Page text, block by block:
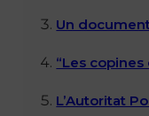
Un
“Les
L’Autoritat